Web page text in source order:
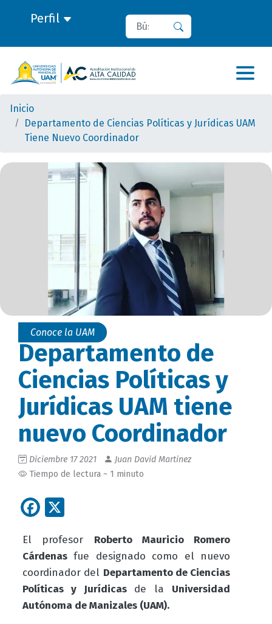
Perfil Buscar
Inicio
Departamento de Ciencias Políticas y Jurídicas UAM
Tiene Nuevo Coordinador
Conoce la UAM
Departamento de
Ciencias Políticas y
Jurídicas UAM tiene
nuevo Coordinador
Diciembre 17 2021
Juan David Martinez
Tiempo de lectura ~ 1 minuto
Facebook
El profesor Roberto Mauricio Romero
Cárdenasfue designado como el nuevo
coordinador del Departamento de Ciencias
Políticas y Jurídicasde la Universidad
Autónoma de Manizales (UAM).